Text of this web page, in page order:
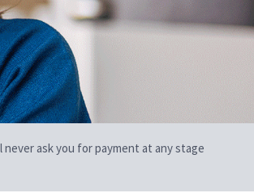
ask you for payment at any stage